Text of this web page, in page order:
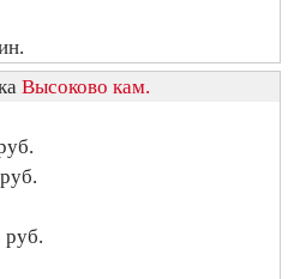
Высоково кам.
руб.